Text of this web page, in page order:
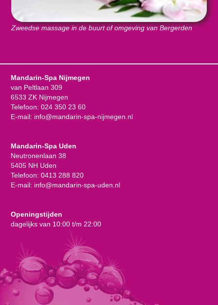
Zweedse massage in de buurt of omgeving van Bergerden
Mandarin-Spa Nijmegen
van Peltlaan 309
6533 ZK Nijmegen
Telefoon: 024 350 23 60
E-mail: info@mandarin-spa-nijmegen.nl
Mandarin-Spa Uden
Neutronenlaan 38
5405 NH Uden
Telefoon: 0413 288 820
E-mail: info@mandarin-spa-uden.nl
Openingstijden
dagelijks van 10:00 t/m 22:00